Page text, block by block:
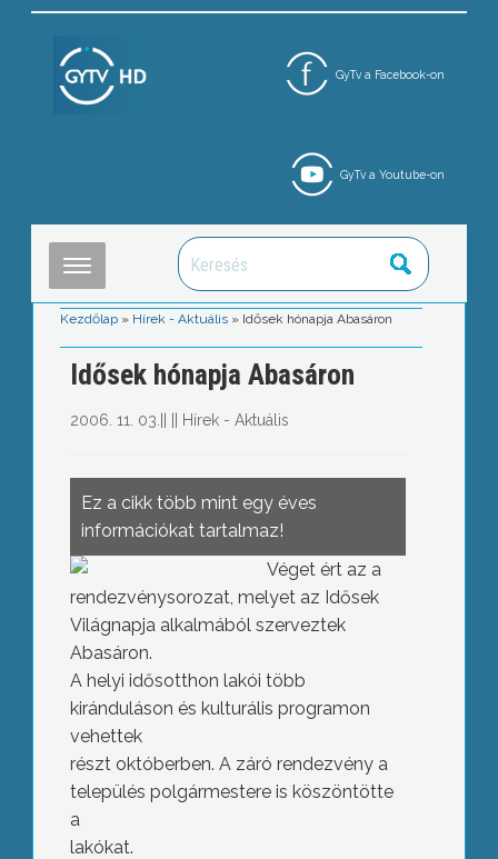
GyTv a Facebook-on
GyTv a Youtube-on
Kezdőlap » Hírek - Aktuális » Idősek hónapja Abasáron
Idősek hónapja Abasáron
2006. 11. 03. Hírek - Aktuális
Ez a cikk több mint egy éves
információkat tartalmaz!
Véget ért az a
rendezvénysorozat, melyet az Idősek
Világnapja alkalmából szerveztek
Abasáron.
A helyi idősotthon lakói több
kiránduláson és kulturális programon
vehettek
részt októberben. A záró rendezvény a
település polgármestere is köszöntötte
a
lakókat.